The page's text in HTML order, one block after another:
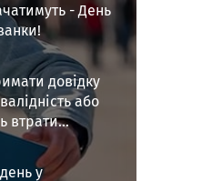
вкладці
- День
відкриється в новій вкладці
вкладці
довідку
або
втрати
у
відкриється в новій вкладці
у